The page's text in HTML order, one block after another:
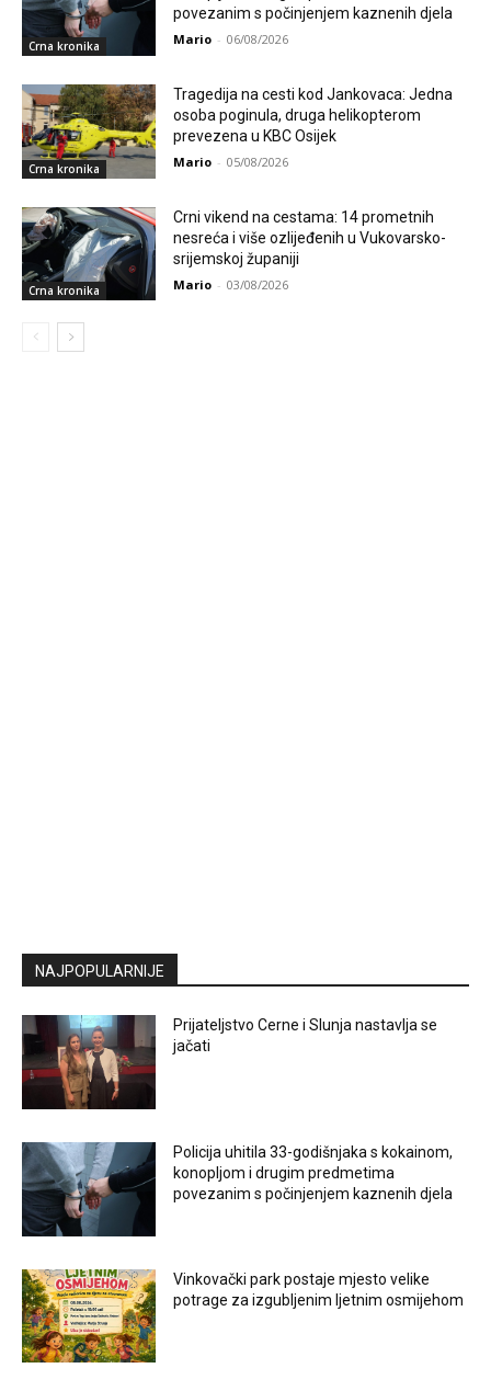
Crna kronika
povezanim s počinjenjem kaznenih djela
Mario - 06/08/2026
Crna kronika
Tragedija na cesti kod Jankovaca: Jedna
osoba poginula, druga helikopterom
prevezena u KBC Osijek
Mario - 05/08/2026
Crna kronika
Crni vikend na cestama: 14 prometnih
nesreća i više ozlijeđenih u Vukovarsko-
srijemskoj županiji
Mario - 03/08/2026
NAJPOPULARNIJE
Prijateljstvo Cerne i Slunja nastavlja se
jačati
Policija uhitila 33-godišnjaka s kokainom,
konopljom i drugim predmetima
povezanim s počinjenjem kaznenih djela
Vinkovački park postaje mjesto velike
potrage za izgubljenim ljetnim osmijehom